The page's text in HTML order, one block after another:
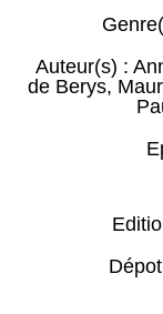
Auteur(s) :
de Berys,